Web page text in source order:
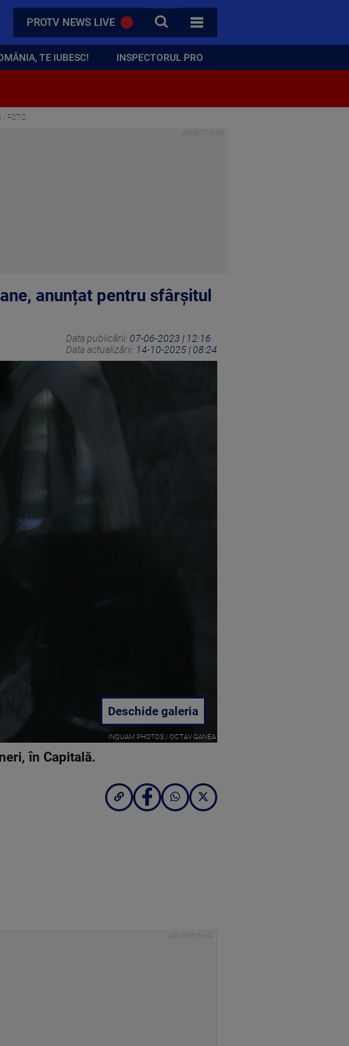
PROTV NEWS LIVE CAUTA
TOATE CATEGORIILE
TE IUBESC! INSPECTORUL PRO
FOTO
anunțat pentru sfârșitul
Data publicării: 07-06-2023 | 12:16
Data actualizării: 14-10-2025 | 08:24
INQUAM PHOTOS / OCTAV GANEA
Deschide galeria
în Capitală.